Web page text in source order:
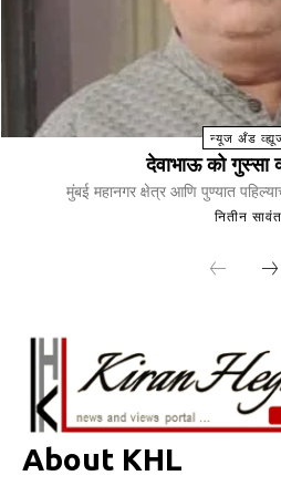
न्यूज अँड
देवाभाऊ को गुस्सा
मुंबई महानगर क्षेत्र आणि पुण्यात
नितीन सावंत
About KHL